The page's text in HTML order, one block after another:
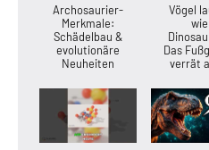
Archosaurier-
Merkmale:
Schädelbau &
evolutionäre
Neuheiten
Vögel
wie
Das
verrät